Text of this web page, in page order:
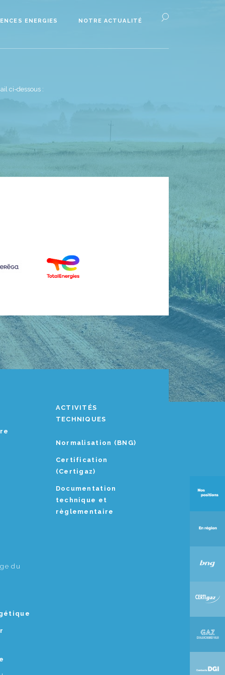
ENERGIES NOTRE ACTUALITÉ
ci-dessous :
du
ACTIVITÉS
TECHNIQUES
Normalisation (BNG)
Certification
(Certigaz)
Documentation
technique et
règlementaire